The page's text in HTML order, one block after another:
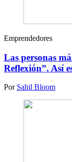
Emprendedores
Las personas
Reflexión”. Así
Por Sahil Bloom